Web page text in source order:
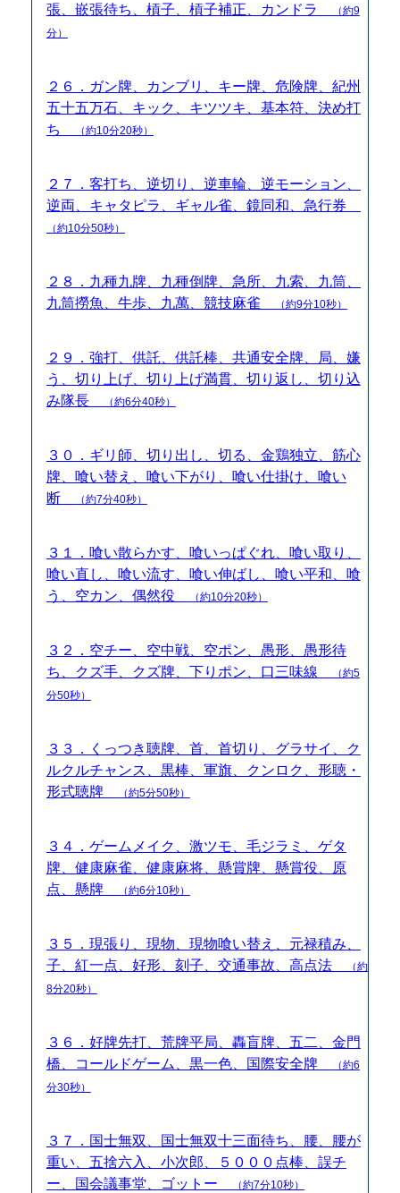
張、嵌張待ち、槓子、槓子補正、カンドラ
（約9
分）
２６．ガン牌、カンブリ、キー牌、危険牌、紀州
五十五万石、キック、キツツキ、基本符、決め打
ち
（約10分20秒）
２７．客打ち、逆切り、逆車輪、逆モーション、
逆両、キャタピラ、ギャル雀、鏡同和、急行券
（約10分50秒）
２８．九種九牌、九種倒牌、急所、九索、九筒、
九筒撈魚、牛歩、九萬、競技麻雀
（約9分10秒）
２９．強打、供託、供託棒、共通安全牌、局、嫌
う、切り上げ、切り上げ満貫、切り返し、切り込
み隊長
（約6分40秒）
３０．ギリ師、切り出し、切る、金鶏独立、筋心
牌、喰い替え、喰い下がり、喰い仕掛け、喰い
断
（約7分40秒）
３１．喰い散らかす、喰いっぱぐれ、喰い取り、
喰い直し、喰い流す、喰い伸ばし、喰い平和、喰
う、空カン、偶然役
（約10分20秒）
３２．空チー、空中戦、空ポン、愚形、愚形待
ち、クズ手、クズ牌、下りポン、口三味線
（約5
分50秒）
３３．くっつき聴牌、首、首切り、グラサイ、ク
ルクルチャンス、黒棒、軍旗、クンロク、形聴・
形式聴牌
（約5分50秒）
３４．ゲームメイク、激ツモ、毛ジラミ、ゲタ
牌、健康麻雀、健康麻将、懸賞牌、懸賞役、原
点、懸牌
（約6分10秒）
３５．現張り、現物、現物喰い替え、元禄積み、
子、紅一点、好形、刻子、交通事故、高点法
（約
8分20秒）
３６．好牌先打、荒牌平局、轟盲牌、五二、金門
橋、コールドゲーム、黒一色、国際安全牌
（約6
分30秒）
３７．国士無双、国士無双十三面待ち、腰、腰が
重い、五捨六入、小次郎、５０００点棒、誤チ
ー、国会議事堂、ゴットー
（約7分10秒）